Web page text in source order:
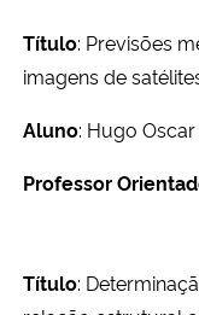
Título: Previsões
imagens de
Aluno: Hugo
Professor
Título: